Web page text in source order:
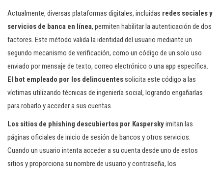
Actualmente, diversas plataformas digitales, incluidas redes sociales y
servicios de banca en línea, permiten habilitar la autenticación de dos
factores. Este método valida la identidad del usuario mediante un
segundo mecanismo de verificación, como un código de un solo uso
enviado por mensaje de texto, correo electrónico o una app específica.
El bot empleado por los delincuentessolicita este código a las
víctimas utilizando técnicas de ingeniería social, logrando engañarlas
para robarlo y acceder a sus cuentas.
Los sitios de phishing descubiertos por Kasperskyimitan las
páginas oficiales de inicio de sesión de bancos y otros servicios.
Cuando un usuario intenta acceder a su cuenta desde uno de estos
sitios y proporciona su nombre de usuario y contraseña, los